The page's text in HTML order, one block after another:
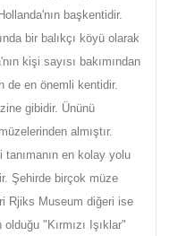
başkentidir.
bir balıkçı köyü olarak
kişi sayısı bakımından
de en önemli kentidir.
gibidir. Ününü
almıştır.
tanımanın en kolay yolu
Şehirde birçok müze
Rjiks Museum diğeri ise
"Kırmızı Işıklar"